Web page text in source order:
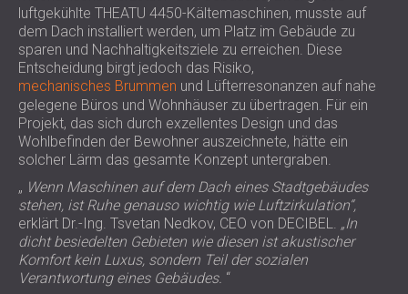
luftgekühlte THEATU 4450-Kältemaschinen, musste auf
dem Dach installiert werden, um Platz im Gebäude zu
sparen und Nachhaltigkeitsziele zu erreichen. Diese
Entscheidung birgt jedoch das Risiko,
mechanisches Brummen und Lüfterresonanzen auf nahe
gelegene Büros und Wohnhäuser zu übertragen. Für ein
Projekt, das sich durch exzellentes Design und das
Wohlbefinden der Bewohner auszeichnete, hätte ein
solcher Lärm das gesamte Konzept untergraben.
„ Wenn Maschinen auf dem Dach eines Stadtgebäudes
stehen, ist Ruhe genauso wichtig wie Luftzirkulation“,
erklärt Dr.-Ing. Tsvetan Nedkov, CEO von DECIBEL. „In
dicht besiedelten Gebieten wie diesen ist akustischer
Komfort kein Luxus, sondern Teil der sozialen
Verantwortung eines Gebäudes. “